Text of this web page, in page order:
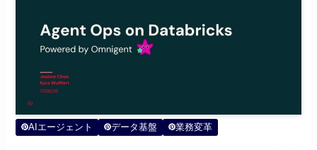
AIエージェント データ基盤 業務変革